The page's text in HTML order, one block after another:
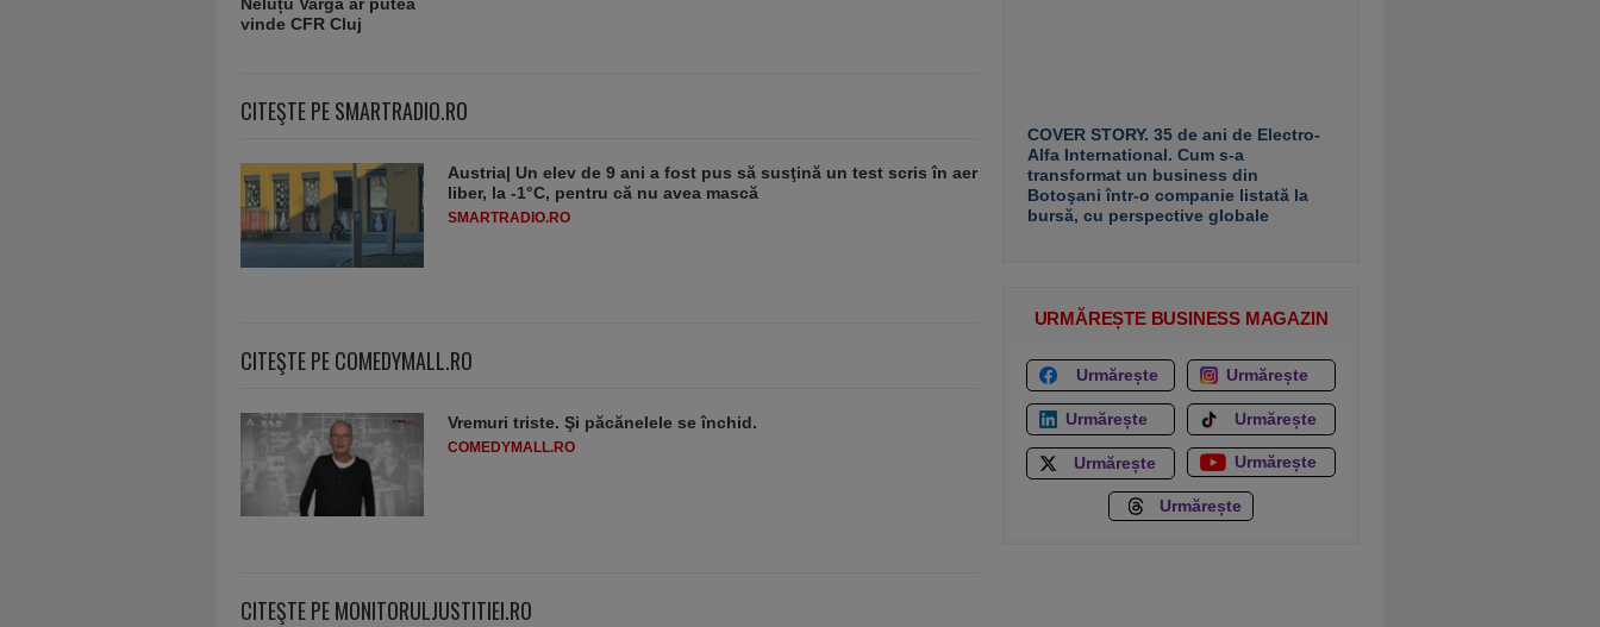
CITEŞTE PE SMARTRADIO.RO
Austria| Un elev de 9 ani a fost pus să susţină un test scris în aer
liber, la -1°C, pentru că nu avea mască
SMARTRADIO.RO
CITEŞTE PE COMEDYMALL.RO
Vremuri triste. Şi păcănelele se închid.
COMEDYMALL.RO
CITEŞTE PE MONITORULJUSTITIEI.RO
COVER STORY. 35 de ani de Electro-
Alfa International. Cum s-a
transformat un business din
Botoşani într-o companie listată la
bursă, cu perspective globale
URMĂREȘTE BUSINESS MAGAZIN
Urmărește Urmărește
Urmărește Urmărește
Urmărește Urmărește
Urmărește